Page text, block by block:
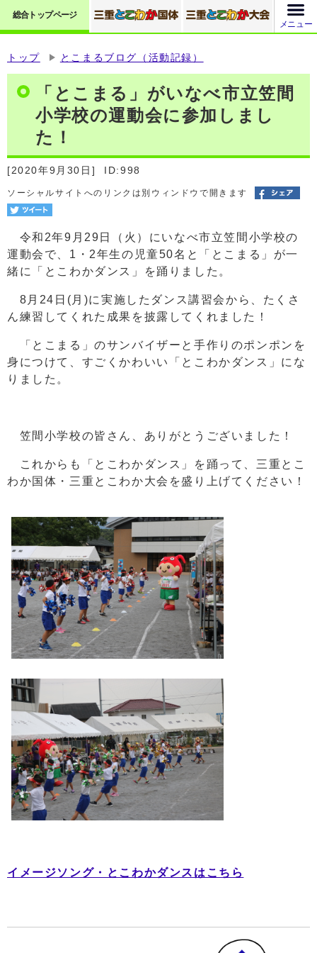
総合トップページ
メニュー
トップ とこまるブログ（活動記録）
「とこまる」がいなべ市立笠間
小学校の運動会に参加しまし
た！
[2020年9月30日] ID:998
ソーシャルサイトへのリンクは別ウィンドウで開きます
令和2年9月29日（火）にいなべ市立笠間小学校の
運動会で、1・2年生の児童50名と「とこまる」が一
緒に「とこわかダンス」を踊りました。
8月24日(月)に実施したダンス講習会から、たくさ
ん練習してくれた成果を披露してくれました！
「とこまる」のサンバイザーと手作りのポンポンを
身につけて、すごくかわいい「とこわかダンス」にな
りました。
笠間小学校の皆さん、ありがとうございました！
これからも「とこわかダンス」を踊って、三重とこ
わか国体・三重とこわか大会を盛り上げてください！
イメージソング・とこわかダンスはこちら